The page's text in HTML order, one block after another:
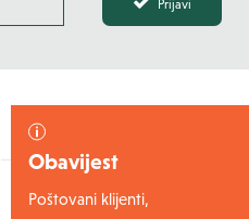
Prijavi
Obavijest
Poštovani klijenti,